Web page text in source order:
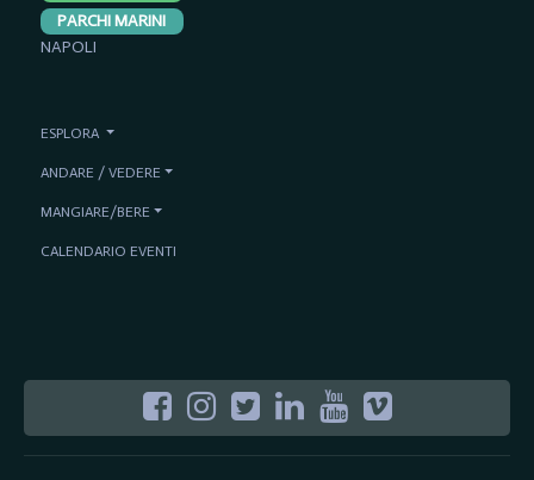
PARCHI MARINI
NAPOLI
ESPLORA
ANDARE / VEDERE
MANGIARE/BERE
CALENDARIO EVENTI